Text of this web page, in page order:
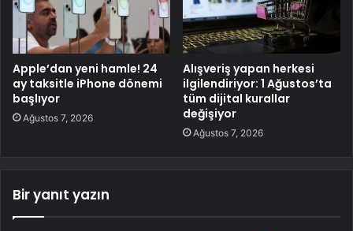
Apple’dan yeni hamle! 24
ay taksitle iPhone dönemi
başlıyor
Ağustos 7, 2026
Alışveriş yapan herkesi
ilgilendiriyor: 1 Ağustos’ta
tüm dijital kurallar
değişiyor
Ağustos 7, 2026
Bir yanıt yazın